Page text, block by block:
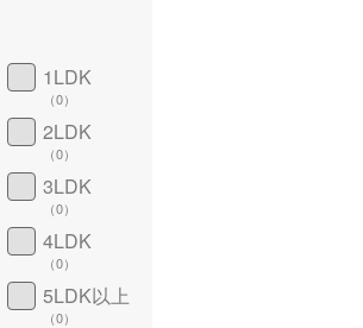
1LDK
（0）
2LDK
（0）
3LDK
（0）
4LDK
（0）
5LDK以上
（0）
）
詳しく見る